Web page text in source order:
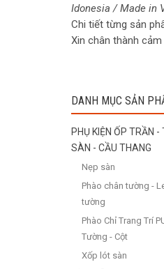
Idonesia / Made in
Chi tiết từng sản
Xin chân thành
DANH MỤC SẢN
PHỤ KIỆN ỐP TRẦN -
SÀN - CẦU THANG
Nẹp sàn
Phào chân tường -
tường
Phào Chỉ Trang Trí
Tường - Cột
Xốp lót sàn